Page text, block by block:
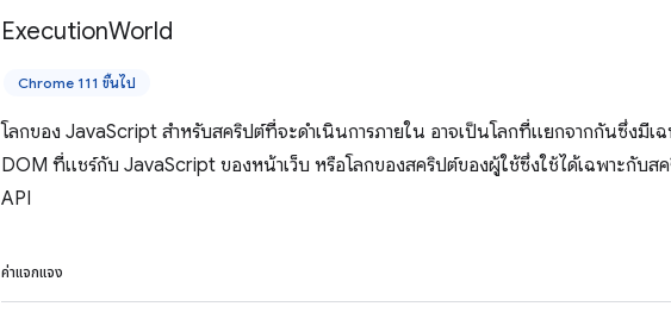
ExecutionWorld
Chrome 111 ขึ้นไป
โลกของ JavaScript สำหรับสคริปต์ที่จะดำเนินการภายใน อาจเป็นโลกที่แยกจากกันซึ่งมีเ
DOM ที่แชร์กับ JavaScript ของหน้าเว็บ หรือโลกของสคริปต์ของผู้ใช้ซึ่งใช้ได้เฉพาะกับ
API
ค่าแจกแจง